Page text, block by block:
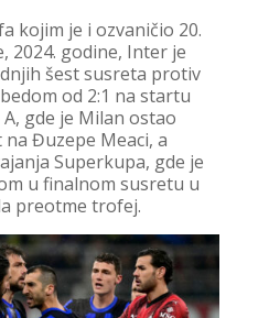
kojim je i ozvaničio 20.
2024. godine, Inter je
šest susreta protiv
od 2:1 na startu
gde je Milan ostao
Đuzepe Meaci, a
Superkupa, gde je
u finalnom susretu u
preotme trofej.